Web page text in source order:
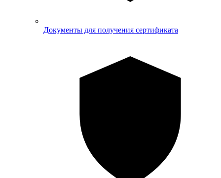
Документы для получения сертификата